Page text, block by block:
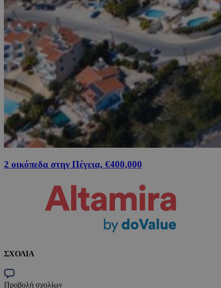
2 οικόπεδα στην Πέγεια, €400,000
ΣΧΟΛΙΑ
Προβολή σχολίων